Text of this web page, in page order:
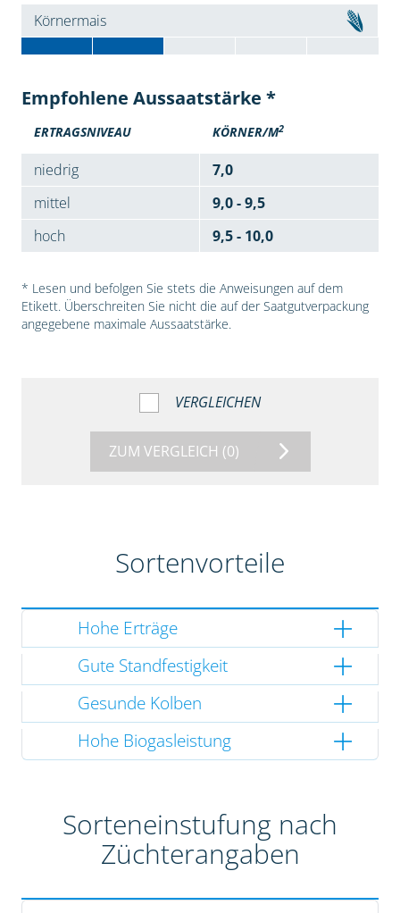
Körnermais
Empfohlene Aussaatstärke *
ERTRAGSNIVEAU KÖRNER/M2
niedrig
7,0
mittel
9,0 - 9,5
hoch
9,5 - 10,0
* Lesen und befolgen Sie stets die Anweisungen auf dem
Etikett. Überschreiten Sie nicht die auf der Saatgutverpackung
angegebene maximale Aussaatstärke.
VERGLEICHEN
ZUM VERGLEICH (0)
Sortenvorteile
Hohe Erträge
Gute Standfestigkeit
Gesunde Kolben
Hohe Biogasleistung
Sorteneinstufung nach
Züchterangaben